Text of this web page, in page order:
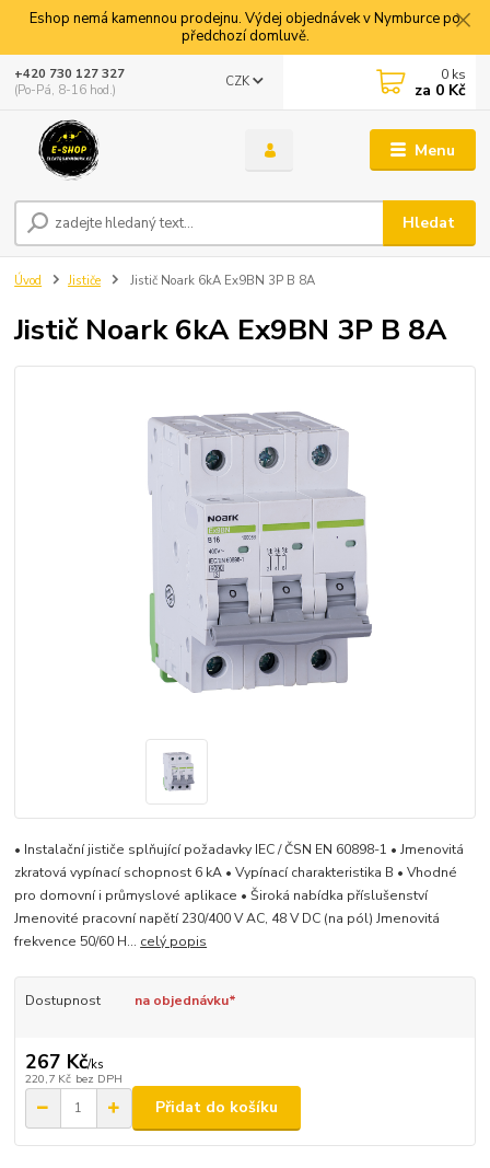
Eshop nemá kamennou prodejnu. Výdej objednávek v Nymburce po
předchozí domluvě.
Menu
CZK
Hledat
+420 730 127 327
(Po-Pá, 8-16 hod.)
0 ks
za 0 Kč
Úvod Jističe Jistič Noark 6kA Ex9BN 3P B 8A
Jistič Noark 6kA Ex9BN 3P B 8A
• Instalační jističe splňující požadavky IEC / ČSN EN 60898-1 • Jmenovitá
zkratová vypínací schopnost 6 kA • Vypínací charakteristika B • Vhodné
pro domovní i průmyslové aplikace • Široká nabídka příslušenství
Jmenovité pracovní napětí 230/400 V AC, 48 V DC (na pól) Jmenovitá
frekvence 50/60 H... celý popis
Dostupnost na objednávku*
267 Kč/ks
220,7 Kč bez DPH
Přidat do košíku